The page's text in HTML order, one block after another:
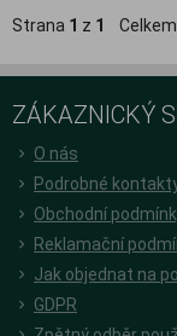
Strana 1 z 1 Celkem
ZÁKAZNICKÝ
O nás
Podrobné
Obchodní
Reklamační
Jak objednat na
GDPR